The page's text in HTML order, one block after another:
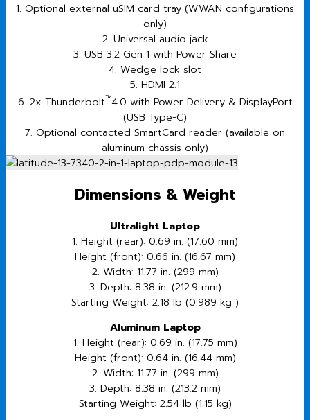
1. Optional external uSIM card tray (WWAN configurations
only)
2. Universal audio jack
3. USB 3.2 Gen 1 with Power Share
4. Wedge lock slot
5. HDMI 2.1
6. 2x Thunderbolt™4.0 with Power Delivery & DisplayPort
(USB Type-C)
7. Optional contacted SmartCard reader (available on
aluminum chassis only)
Dimensions & Weight
Ultralight Laptop
1. Height (rear): 0.69 in. (17.60 mm)
Height (front): 0.66 in. (16.67 mm)
2. Width: 11.77 in. (299 mm)
3. Depth: 8.38 in. (212.9 mm)
Starting Weight: 2.18 lb (0.989 kg )
Aluminum Laptop
1. Height (rear): 0.69 in. (17.75 mm)
Height (front): 0.64 in. (16.44 mm)
2. Width: 11.77 in. (299 mm)
3. Depth: 8.38 in. (213.2 mm)
Starting Weight: 2.54 lb (1.15 kg)